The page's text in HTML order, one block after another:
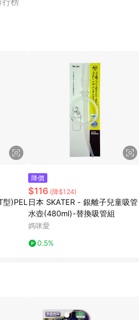
)PEL
降價
$116 (降$124)
日本 SKATER - 銀離子兒童吸管
水壺(480ml)-替換吸管組
媽咪愛
0.5%